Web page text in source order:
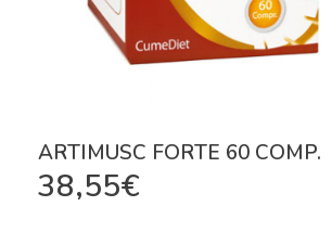
ARTIMUSC FORTE 60 COMP.
38,55€